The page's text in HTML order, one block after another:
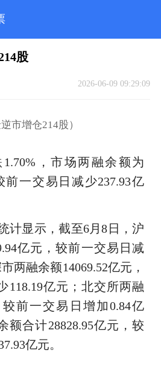
股
2026-06-09 09:29:09
市增仓214股）
，市场两融余额为
前一交易日减少237.93亿
计显示，截至6月8日，沪
亿元，较前一交易日减
两融余额14069.52亿元，
118.19亿元；北交所两融
前一交易日增加0.84亿
额合计28828.95亿元，较
亿元。